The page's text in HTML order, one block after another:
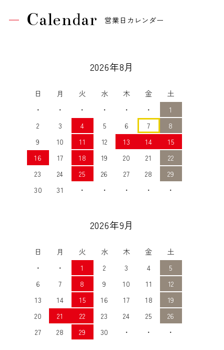
Calendar 営業日カレンダー
2026年8月
日 月 火 水 木 金
土
・
・ ・ ・ ・ ・
1
2
3 4 5 6 7
8
9
10 11 12 13 14
15
16
17 18 19 20 21
22
23
24 25 26 27 28
29
30
31 ・ ・ ・ ・ ・
2026年9月
日 月 火 水 木 金
土
・
・ 1 2 3 4
5
6
7 8 9 10 11
12
13
14 15 16 17 18
19
20
21 22 23 24 25
26
27
28 29 30 ・ ・ ・